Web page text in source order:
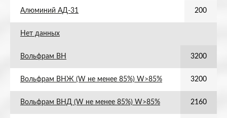
Алюминий АД-31 200
Нет данных
Вольфрам ВН 3200
Вольфрам ВНЖ (W не менее 85%) W>85% 3200
Вольфрам ВНД (W не менее 85%) W>85% 2160